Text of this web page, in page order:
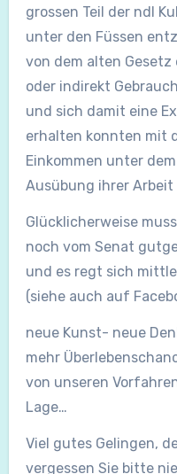
grossen Teil der ndl
unter den Füssen
von dem alten
oder indirekt
und sich damit eine
erhalten konnten mit
Einkommen unter
Ausübung ihrer
Glücklicherweise
noch vom Senat
und es regt sich
(siehe auch auf
neue Kunst- neue
mehr
von unseren
Lage…
Viel gutes Gelingen,
vergessen Sie bitte